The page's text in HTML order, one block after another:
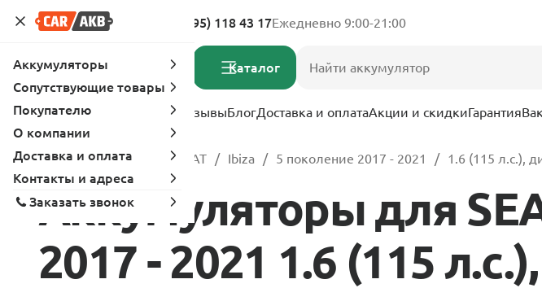
Адреса магазинов 8 (495) 118 43 17Ежедневно 9:00-21:00
Каталог
Услуги Вопрос-ответ ОтзывыБлогДоставка и оплатаАкции и скидкиГарантия
Главная Каталог SEAT Ibiza 5 поколение 2017 - 2021 1.6 (115 л.с.),
Аккумуляторы для
2017 - 2021 1.6 (115
Аккумуляторы
Сопутствующие товары
Покупателю
О компании
Доставка и оплата
Контакты и адреса
Заказать звонок